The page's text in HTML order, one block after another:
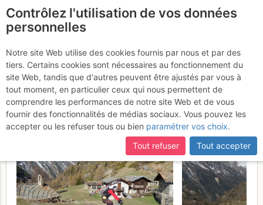
La Serra (bike & ski) :
dal Vallone di Urtier
Mardi 18
avril 2017
Contrôlez l'utilisation de vos données
personnelles
Notre site Web utilise des cookies fournis par nous et par des
tiers. Certains cookies sont nécessaires au fonctionnement du
site Web, tandis que d'autres peuvent être ajustés par vous à
tout moment, en particulier ceux qui nous permettent de
comprendre les performances de notre site Web et de vous
fournir des fonctionnalités de médias sociaux. Vous pouvez les
accepter ou les refuser tous ou bien paramétrer vos choix.
Tout refuser
Tout accepter